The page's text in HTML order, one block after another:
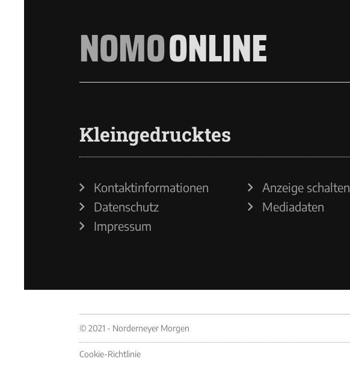
NOMOONLINE
Kleingedrucktes
Kontaktinformationen
Datenschutz
Impressum
Anzeige schalten
Mediadaten
© 2021 - Norderneyer Morgen
Cookie-Richtlinie